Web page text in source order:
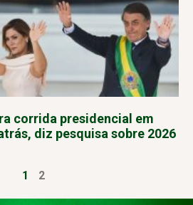
corrida presidencial em
diz pesquisa sobre 2026
1 2